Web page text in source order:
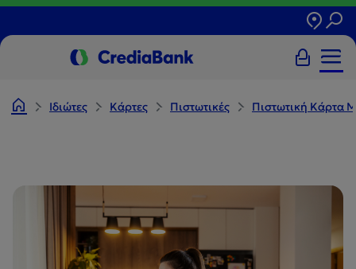
Ιδιώτες Κάρτες Πιστωτικές Πιστωτική Κάρτα